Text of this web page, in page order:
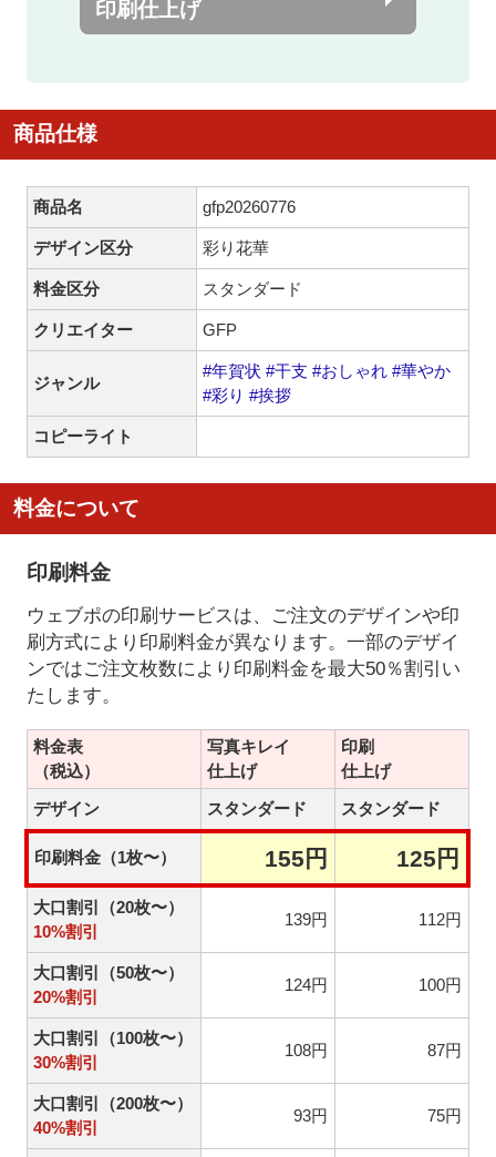
印刷仕上げ
商品仕様
商品名 gfp20260776
デザイン区分 彩り花華
料金区分 スタンダード
クリエイター GFP
ジャンル
#年賀状 #干支 #おしゃれ #華やか
#彩り #挨拶
コピーライト
料金について
印刷料金
ウェブポの印刷サービスは、ご注文のデザインや印
刷方式により印刷料金が異なります。一部のデザイ
ンではご注文枚数により印刷料金を最大50％割引い
たします。
料金表
（税込）
写真キレイ
仕上げ
印刷
仕上げ
デザイン
スタンダード スタンダード
印刷料金（1枚〜） 155円 125円
大口割引（20枚〜）
10%割引
139円 112円
大口割引（50枚〜）
20%割引
124円 100円
大口割引（100枚〜）
30%割引
108円 87円
大口割引（200枚〜）
40%割引
93円 75円